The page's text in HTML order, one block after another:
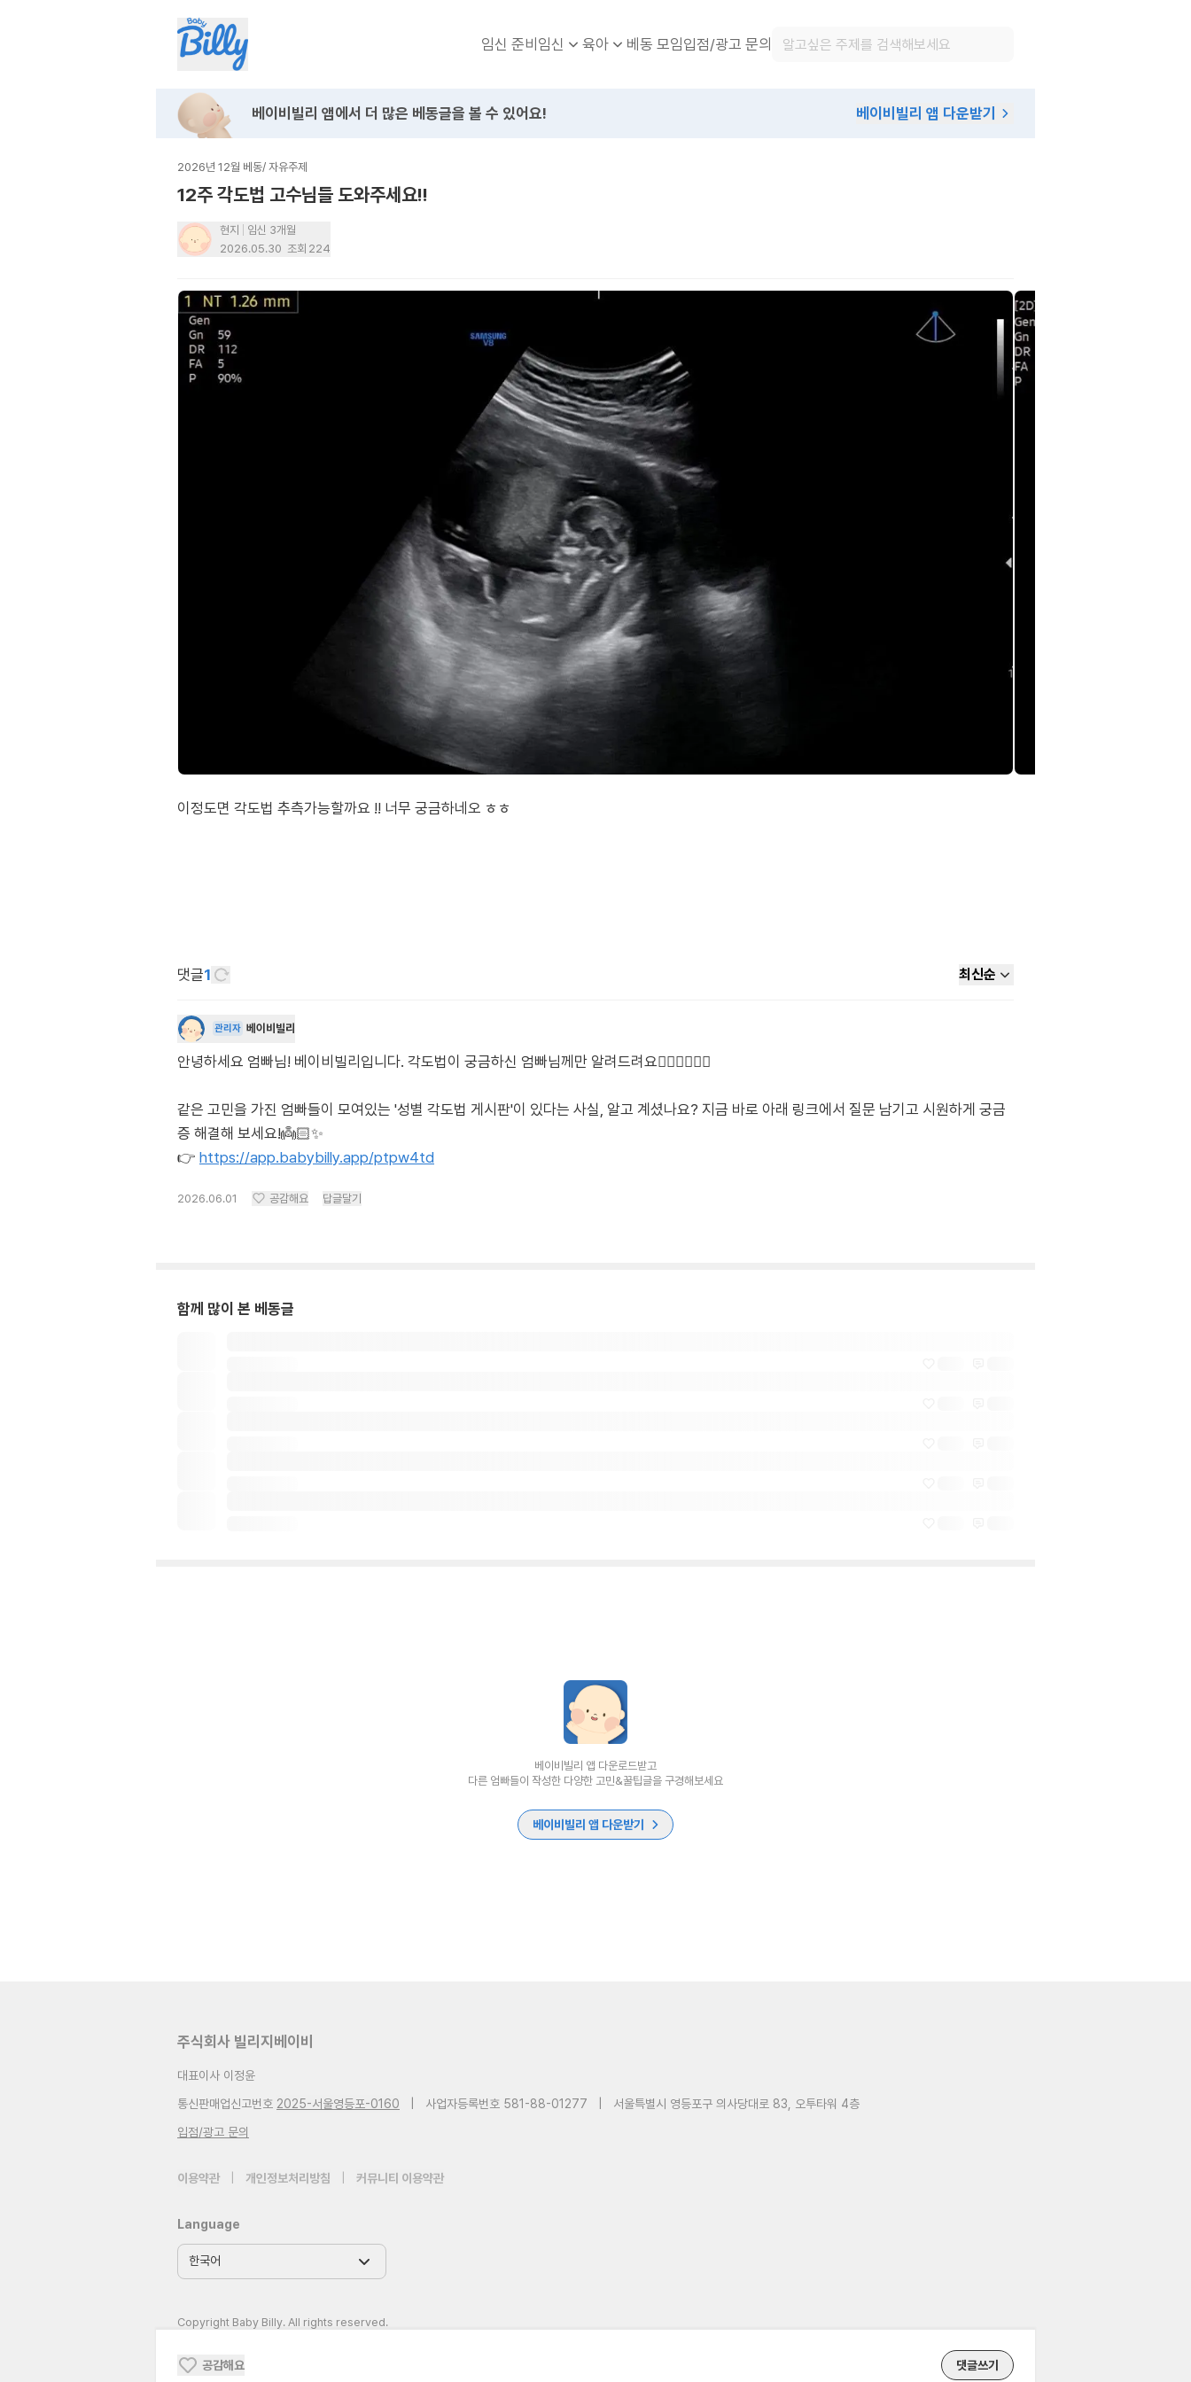
임신 준비임신 육아 베동 모임입점/광고 문의
베이비빌리 앱에서 더 많은 베동글을 볼 수 있어요! 베이비빌리 앱 다운받기
2026년 12월 베동/ 자유주제
12주 각도법 고수님들 도와주세요!!
현지
임신 3개월
2026.05.30 조회 224
이정도면 각도법 추측가능할까요 !! 너무 궁금하네오 ㅎㅎ
댓글1 최신순
관리자 베이비빌리
안녕하세요 엄빠님! 베이비빌리입니다. 각도법이 궁금하신 엄빠님께만 알려드려요🙋🏻‍♀️🙋🏻‍♂️
같은 고민을 가진 엄빠들이 모여있는 '성별 각도법 게시판'이 있다는 사실, 알고 계셨나요? 지금 바로 아래 링크에서 질문 남기고 시원하게 궁금
증 해결해 보세요!👼🏻✨
👉 https://app.babybilly.app/ptpw4td
2026.06.01 공감해요 답글달기
함께 많이 본 베동글
공감해요 댓글쓰기
베이비빌리 앱 다운로드받고
다른 엄빠들이 작성한 다양한 고민&꿀팁글을 구경해보세요
베이비빌리 앱 다운받기
주식회사 빌리지베이비
대표이사 이정윤
통신판매업신고번호 2025-서울영등포-0160 사업자등록번호 581-88-01277
서울특별시 영등포구 의사당대로 83, 오투타워 4층
입점/광고 문의
이용약관 개인정보처리방침 커뮤니티 이용약관
Language
Copyright Baby Billy. All rights reserved.